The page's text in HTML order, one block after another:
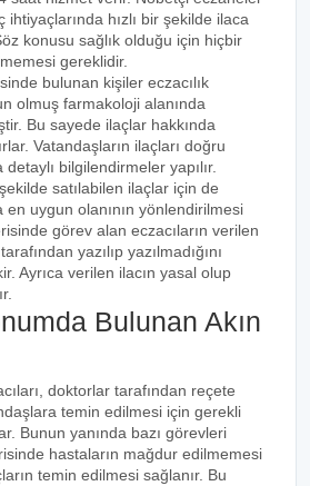
ihtiyaçlarında hızlı bir şekilde ilaca
konusu sağlık olduğu için hiçbir
gereklidir.
bulunan kişiler eczacılık
olmuş farmakoloji alanında
Bu sayede ilaçlar hakkında
Vatandaşların ilaçları doğru
bilgilendirmeler yapılır.
satılabilen ilaçlar için de
en uygun olanının yönlendirilmesi
görev alan eczacıların verilen
yazılıp yazılmadığını
Ayrıca verilen ilacın yasal olup
Bulunan Akın
doktorlar tarafından reçete
temin edilmesi için gerekli
Bunun yanında bazı görevleri
hastaların mağdur edilmemesi
temin edilmesi sağlanır. Bu